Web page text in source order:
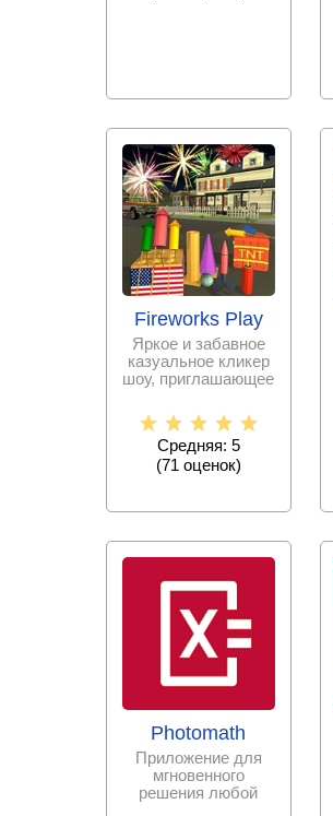
Fireworks Play
Яркое и забавное
казуальное кликер
шоу, приглашающее
команды по
Средняя: 5
(71 оценок)
Photomath
Приложение для
мгновенного
решения любой